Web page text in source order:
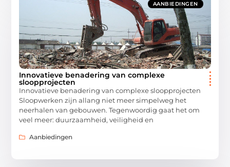
AANBIEDINGEN
Innovatieve benadering van complexe
sloopprojecten
Innovatieve benadering van complexe sloopprojecten
Sloopwerken zijn allang niet meer simpelweg het
neerhalen van gebouwen. Tegenwoordig gaat het om
veel meer: duurzaamheid, veiligheid en
Aanbiedingen